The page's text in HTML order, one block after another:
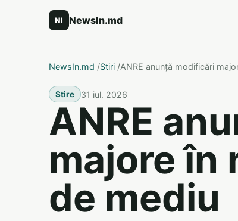
NI NewsIn.md
NewsIn.md /Stiri /ANRE anunță modificări
Stire 31 iul. 2026
ANRE
majore în
de mediu